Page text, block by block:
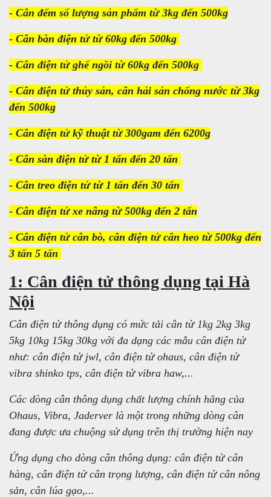
- Cân đếm số lượng sản phẩm từ 3kg đến 500kg
- Cân bàn điện tử từ 60kg đến 500kg
- Cân điện tử ghế ngồi từ 60kg đến 500kg
- Cân điện tử thủy sản, cân hải sản chống nước từ 3kg
đến 500kg
- Cân điện tử kỹ thuật từ 300gam đến 6200g
- Cân sàn điện tử từ 1 tấn đến 20 tấn
- Cân treo điện tử từ 1 tấn đến 30 tấn
- Cân điện tử xe nâng từ 500kg đến 2 tấn
- Cân điện tử cân bò, cân điện tử cân heo từ 500kg đến
3 tấn 5 tấn
1: Cân điện tử thông dụng tại Hà
Nội
Cân điện tử thông dụng có mức tải cân từ 1kg 2kg 3kg
5kg 10kg 15kg 30kg với đa dạng các mẫu cân điện tử
như: cân điện tử jwl, cân điện tử ohaus, cân điện tử
vibra shinko tps, cân điện tử vibra haw,...
Các dòng cân thông dụng chất lượng chính hãng của
Ohaus, Vibra, Jaderver là một trong những dòng cân
đang được ưa chuộng sử dụng trên thị trường hiện nay
Ứng dụng cho dòng cân thông dụng: cân điện tử cân
hàng, cân điện tử cân trọng lượng, cân điện tử cân nông
sản, cân lúa gạo,...